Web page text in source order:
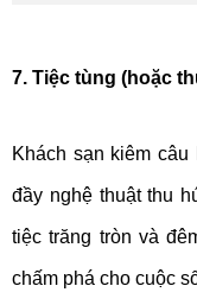
7. Tiệc tùng (hoặc
Khách sạn kiêm
đầy nghệ thuật thu
tiệc trăng tròn và
chấm phá cho cuộc